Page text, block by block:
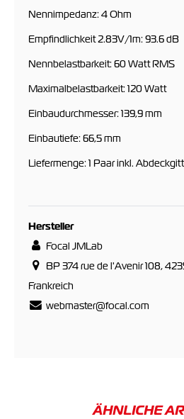
Nennimpedanz: 4 Ohm
Empfindlichkeit 2.83V/1m: 93.6 dB
Nennbelastbarkeit: 60 Watt RMS
Maximalbelastbarkeit: 120 Watt
Einbaudurchmesser: 139,9 mm
Einbautiefe: 66,5 mm
Liefermenge: 1 Paar inkl.
Hersteller
Focal JMLab
BP 374 rue de l'Avenir 108,
Frankreich
webmaster@focal.com
ÄHNLICHE